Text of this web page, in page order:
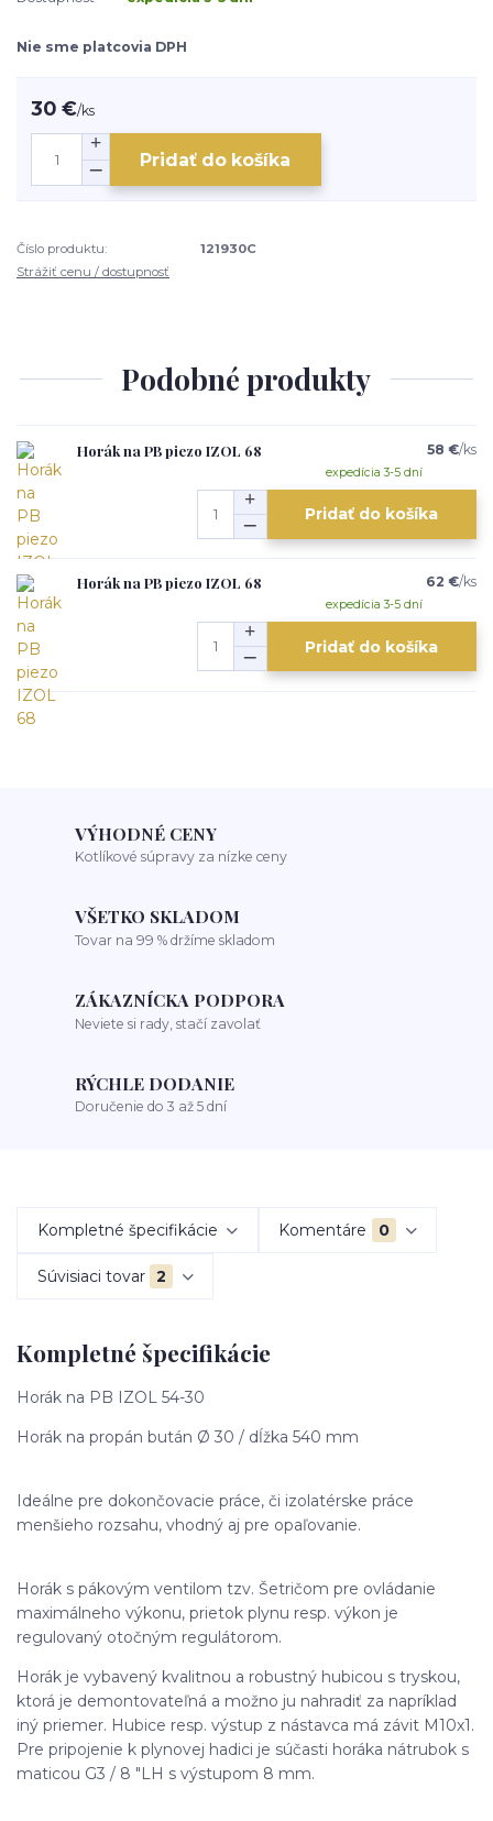
Nie sme platcovia DPH
30 €/ks
Pridať do košíka
Číslo produktu:
121930C
Strážiť cenu / dostupnosť
Podobné produkty
Horák na PB piezo IZOL 68 58 €/ks
expedícia 3-5 dní
Pridať do košíka
Horák na PB piezo IZOL 68 62 €/ks
expedícia 3-5 dní
Pridať do košíka
VÝHODNÉ CENY
Kotlíkové súpravy za nízke ceny
VŠETKO SKLADOM
Tovar na 99 % držíme skladom
ZÁKAZNÍCKA PODPORA
Neviete si rady, stačí zavolať
RÝCHLE DODANIE
Doručenie do 3 až 5 dní
Kompletné špecifikácie Komentáre 0
Súvisiaci tovar 2
Kompletné špecifikácie
Horák na PB IZOL 54-30
Horák na propán bután Ø 30 / dĺžka 540 mm
Ideálne pre dokončovacie práce, či izolatérske práce
menšieho rozsahu, vhodný aj pre opaľovanie.
Horák s pákovým ventilom tzv. Šetričom pre ovládanie
maximálneho výkonu, prietok plynu resp. výkon je
regulovaný otočným regulátorom.
Horák je vybavený kvalitnou a robustný hubicou s tryskou,
ktorá je demontovateľná a možno ju nahradiť za napríklad
iný priemer. Hubice resp. výstup z nástavca má závit M10x1.
Pre pripojenie k plynovej hadici je súčasti horáka nátrubok s
maticou G3 / 8 "LH s výstupom 8 mm.